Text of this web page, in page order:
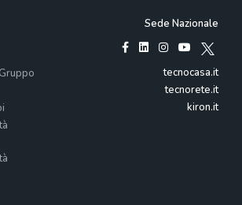
Sede Nazionale
tecnocasa.it
tecnorete.it
kiron.it